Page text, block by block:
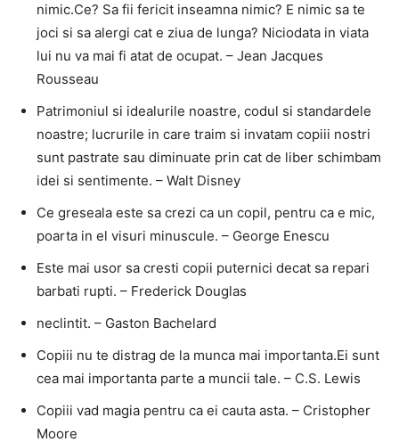
nimic.Ce? Sa fii fericit inseamna nimic? E nimic sa te
joci si sa alergi cat e ziua de lunga? Niciodata in viata
lui nu va mai fi atat de ocupat. – Jean Jacques
Rousseau
Patrimoniul si idealurile noastre, codul si standardele
noastre; lucrurile in care traim si invatam copiii nostri
sunt pastrate sau diminuate prin cat de liber schimbam
idei si sentimente. – Walt Disney
Ce greseala este sa crezi ca un copil, pentru ca e mic,
poarta in el visuri minuscule. – George Enescu
Este mai usor sa cresti copii puternici decat sa repari
barbati rupti. – Frederick Douglas
neclintit. – Gaston Bachelard
Copiii nu te distrag de la munca mai importanta.Ei sunt
cea mai importanta parte a muncii tale. – C.S. Lewis
Copiii vad magia pentru ca ei cauta asta. – Cristopher
Moore